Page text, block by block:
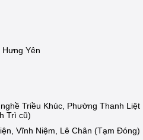
Hưng Yên
Triều Khúc, Phường Thanh Liệt
Trì cũ)
Vĩnh Niệm, Lê Chân (Tạm Đóng)